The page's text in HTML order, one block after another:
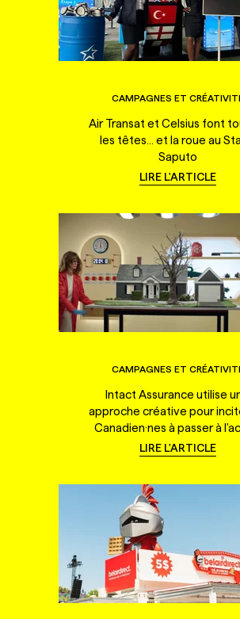
CAMPAGNES ET
Air Transat et Celsius font
les têtes... et la roue au
Saputo
LIRE L'ARTICLE
CAMPAGNES ET
Intact Assurance utilise
approche créative pour
Canadien·nes à passer à
LIRE L'ARTICLE